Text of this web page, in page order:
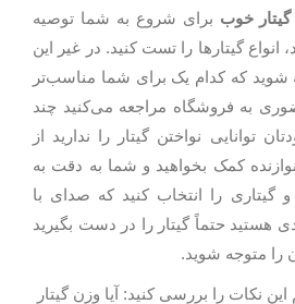
خوب برای شروع به شما توصیه
انواع گیتارها را تست کنید. در غیر این
شوید که کدام یک برای شما مناسب‌تر
به فروشگاه مراجعه می‌کنید چند
توانایی نواختن گیتار را ندارید از
کمک بخواهید و شما به دقت به
را انتخاب کنید که صدای با
هستید حتماً گیتار را در دست بگیرید
را متوجه شوید.
نکات را بررسی کنید: آیا وزن گیتار